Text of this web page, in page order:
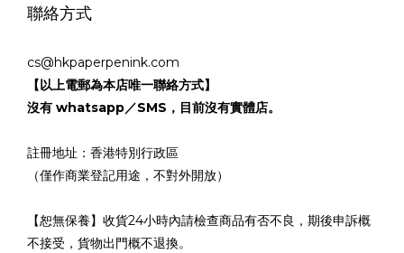
聯絡方式
cs@hkpaperpenink.com
【以上電郵為本店唯一聯絡方式】
沒有 whatsapp／SMS，目前沒有實體店。
註冊地址：香港特別行政區
（僅作商業登記用途，不對外開放）
【恕無保養】收貨24小時內請檢查商品有否不良，期後申訴概
不接受，貨物出門概不退換。